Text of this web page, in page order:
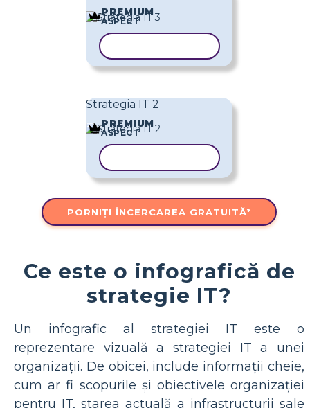
PREMIUM
ASPECT
Strategia IT 2
PREMIUM
ASPECT
PORNIȚI ÎNCERCAREA GRATUITĂ*
Ce este o infografică de
strategie IT?
Un infografic al strategiei IT este o
reprezentare vizuală a strategiei IT a unei
organizații. De obicei, include informații cheie,
cum ar fi scopurile și obiectivele organizației
pentru IT, starea actuală a infrastructurii sale